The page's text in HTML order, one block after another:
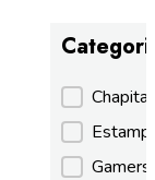
Gamers